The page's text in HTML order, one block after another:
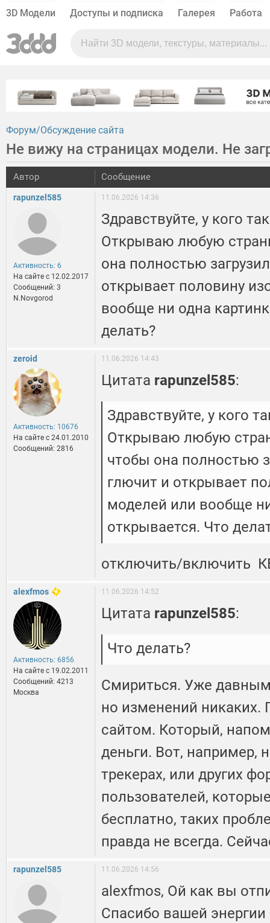
3D Модели Доступы и подписка Галерея Работа
Форум Обсуждение сайта
Не вижу на страницах модели. Не
Автор Сообщение
rapunzel585
Активность: 6
На сайте c 12.02.2017
Сообщений: 3
N.Novgorod
11.06.2026 14:36
Здравствуйте, у кого
Открываю любую
она полностью
открывает половину
вообще ни одна
делать?
zeroid
Активность: 10676
На сайте c 24.01.2010
Сообщений: 2816
11.06.2026 14:43
Цитата rapunzel585:
Здравствуйте, у кого
Открываю любую
чтобы она полностью
глючит и открывает
моделей или вообще
открывается. Что
отключить/включить
alexfmos
Активность: 6856
На сайте c 19.02.2011
Сообщений: 4213
Москва
11.06.2026 14:52
Цитата rapunzel585:
Что делать?
Смириться. Уже
но изменений никаких.
сайтом. Который,
деньги. Вот, например,
трекерах, или других
пользователей,
бесплатно, таких
правда не всегда.
rapunzel585 11.06.2026 14:56
alexfmos, Ой как вы
Спасибо вашей энергии